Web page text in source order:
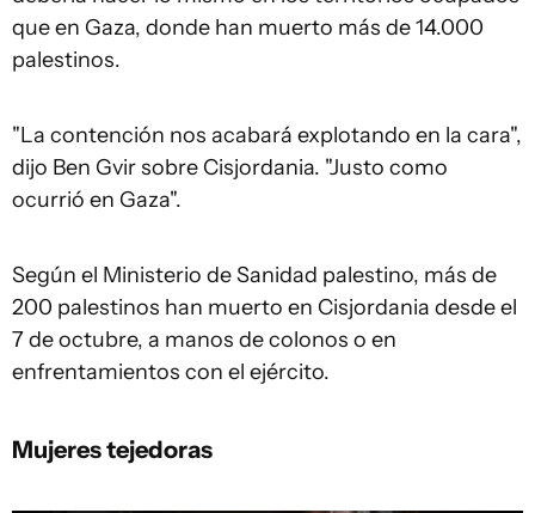
que en Gaza, donde han muerto más de 14.000
palestinos.
"La contención nos acabará explotando en la cara",
dijo Ben Gvir sobre Cisjordania. "Justo como
ocurrió en Gaza".
Según el Ministerio de Sanidad palestino, más de
200 palestinos han muerto en Cisjordania desde el
7 de octubre, a manos de colonos o en
enfrentamientos con el ejército.
Mujeres tejedoras